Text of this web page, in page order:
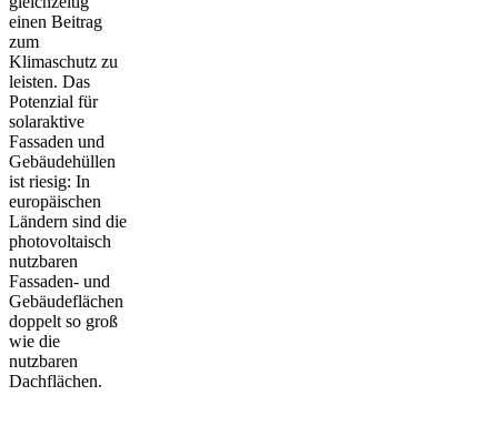
einen Beitrag
zum
Klimaschutz zu
leisten. Das
Potenzial für
solaraktive
Fassaden und
Gebäudehüllen
ist riesig: In
europäischen
Ländern sind die
photovoltaisch
nutzbaren
Fassaden- und
Gebäudeflächen
doppelt so groß
wie die
nutzbaren
Dachflächen.